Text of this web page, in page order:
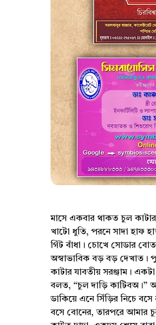
মাসে একবার থাকত চুল কাটার
খাটো ধুতি, পরনে সাদা হাফ
গিঁট বাঁধা। চোখে সোডার
অস্বাভাবিক বড় বড় দেখাত।
কাটার যাবতীয় সরঞ্জাম।
বলত, “চুল দাড়ি কাটিবঅ।”
ডাকিয়ে এনে সিঁড়ির নিচে
বসে বোনের, তারপরে আমার